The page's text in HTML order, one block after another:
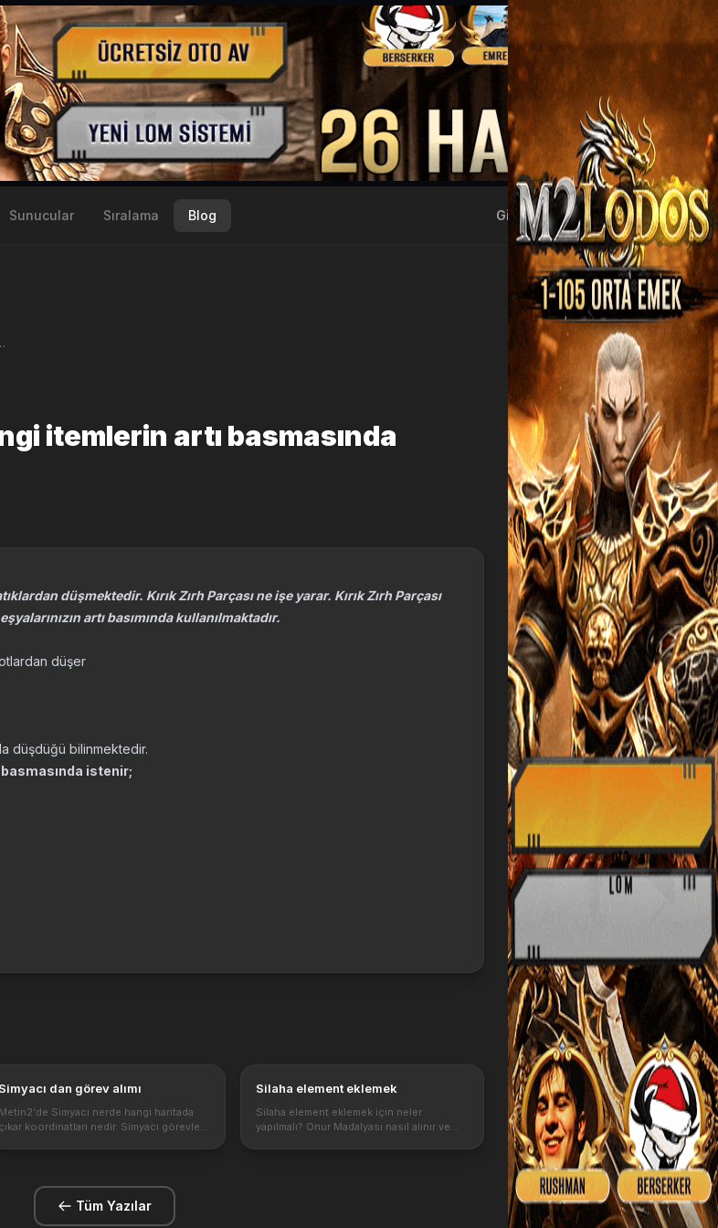
Sunucular Sıralama Blog Giriş Yap Kayıt Ol
istenir;
itemlerin artı basmasında
düşmektedir. Kırık Zırh Parçası ne işe yarar. Kırık Zırh Parçası
artı basımında kullanılmaktadır.
düşer
düşdüğü bilinmektedir.
basmasında istenir;
Simyacı dan görev alımı
Metin2'de Simyacı nerde hangi haritada
çıkar koordinatları nedir. Simyacı görevleri
Silaha element eklemek
Silaha element eklemek için neler
yapılmalı? Onur Madalyası nasıl alınır ve
Tüm Yazılar